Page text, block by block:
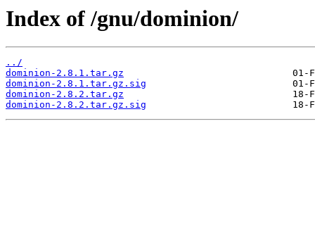
Index of /gnu/dominion/
../
dominion-2.8.1.tar.gz
dominion-2.8.1.tar.gz.sig
dominion-2.8.2.tar.gz
dominion-2.8.2.tar.gz.sig